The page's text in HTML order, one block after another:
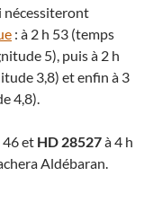
nécessiteront
: à 2 h 53 (temps
5), puis à 2 h
3,8) et enfin à 3
4,8).
46 et HD 28527à 4 h
Aldébaran.
à l’aube du 5